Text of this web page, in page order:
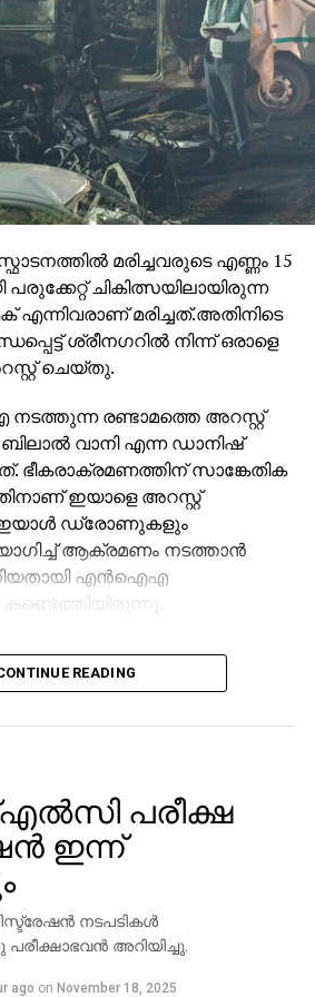
യൂണിയന്‍
ഇടത് സഖ്യത്തിന് ജയം
മരിച്ചവരുടെ എണ്ണം 15
ചികിത്സയിലായിരുന്ന
എന്നിവരാണ് മരിച്ചത്.അതിനിടെ
ശ്രീനഗറിൽ നിന്ന് ഒരാളെ
ചെയ്തു.
രണ്ടാമത്തെ അറസ്റ്റ്
വാനി എന്ന ഡാനിഷ്
ഭീകരാക്രമണത്തിന് സാങ്കേതിക
ഇയാളെ അറസ്റ്റ്
ഇയാൾ ഡ്രോണുകളും
ആക്രമണം നടത്താൻ
എൻഐഎ
READING
പരീക്ഷ
ഇന്ന്
നടപടികള്‍
അറിയിച്ചു.
ago on November 18, 2025